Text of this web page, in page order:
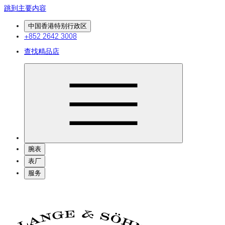
跳到主要内容
中国香港特别行政区
+852 2642 3008
查找精品店
腕表
表厂
服务